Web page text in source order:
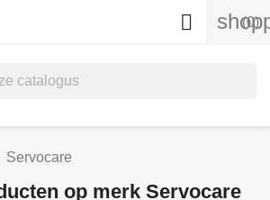
(0)

Servocare
op merk Servocare